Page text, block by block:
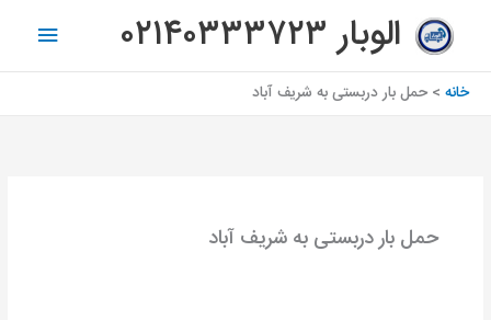
محتوا
الوبار ۰۲۱۴۰۳۳۳۷۲۳
اصلی
خانه حمل بار دربستی به شریف آباد
حمل بار دربستی به شریف آباد